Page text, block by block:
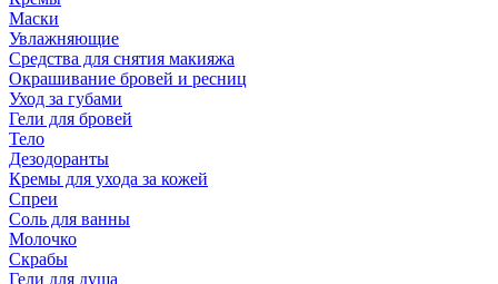
Маски
Увлажняющие
Средства для снятия макияжа
Окрашивание бровей и ресниц
Уход за губами
Гели для бровей
Тело
Дезодоранты
Кремы для ухода за кожей
Спреи
Соль для ванны
Молочко
Скрабы
Гели для душа